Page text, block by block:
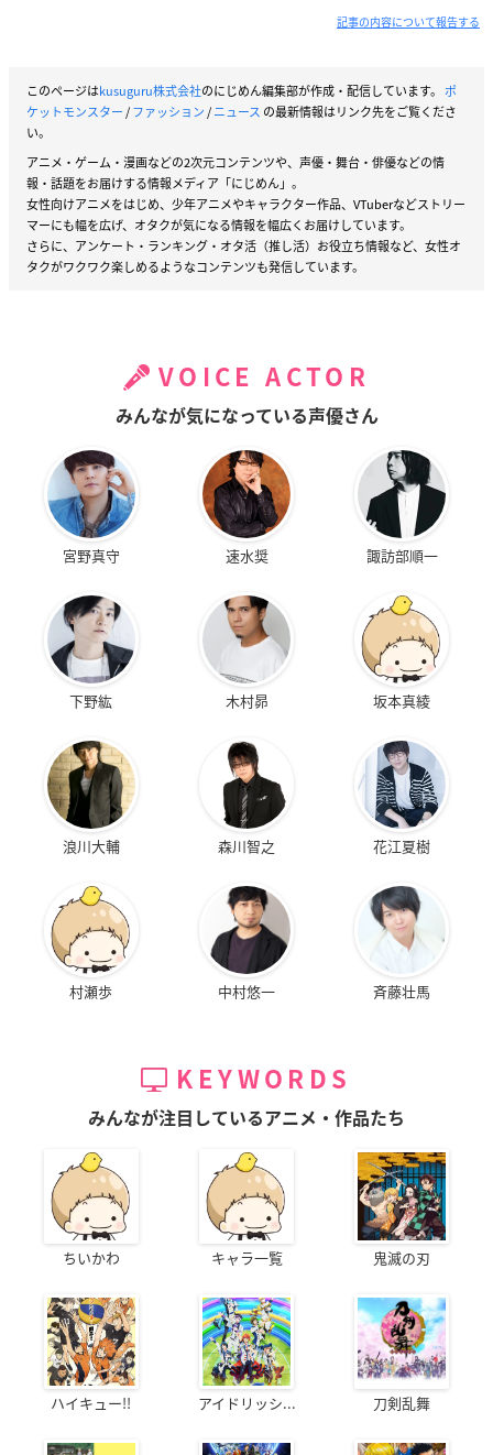
記事の内容について報告する
このページはkusuguru株式会社のにじめん編集部が作成・配信しています。 ポ
ケットモンスター/ファッション/ニュース の最新情報はリンク先をご覧くださ
い。
アニメ・ゲーム・漫画などの2次元コンテンツや、声優・舞台・俳優などの情
報・話題をお届けする情報メディア「にじめん」。
女性向けアニメをはじめ、少年アニメやキャラクター作品、VTuberなどストリー
マーにも幅を広げ、オタクが気になる情報を幅広くお届けしています。
さらに、アンケート・ランキング・オタ活（推し活）お役立ち情報など、女性オ
タクがワクワク楽しめるようなコンテンツも発信しています。
VOICE ACTOR
みんなが気になっている声優さん
宮野真守 速水奨 諏訪部順一
下野紘 木村昴 坂本真綾
浪川大輔 森川智之 花江夏樹
村瀬歩 中村悠一 斉藤壮馬
KEYWORDS
みんなが注目しているアニメ・作品たち
ちいかわ キャラ一覧 鬼滅の刃
ハイキュー!! アイドリッシ... 刀剣乱舞